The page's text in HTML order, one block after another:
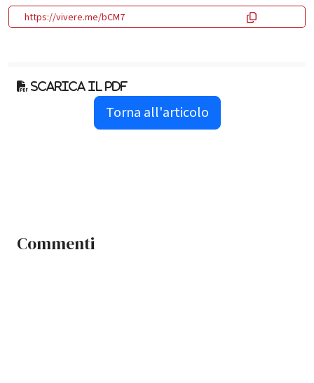
https://vivere.me/bCM7
Scarica il pdf
Torna all'articolo
Commenti